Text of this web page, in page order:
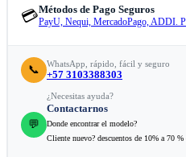
💳Métodos de Pago Seguros
PayU, Nequi, MercadoPago, ADDI.
📞 WhatsApp, rápido, fácil y seguro
+57 3103388303
💬
¿Necesitas ayuda?
Contactarnos
Donde encontrar el modelo?
Cliente nuevo? descuentos de 10% a 70 %